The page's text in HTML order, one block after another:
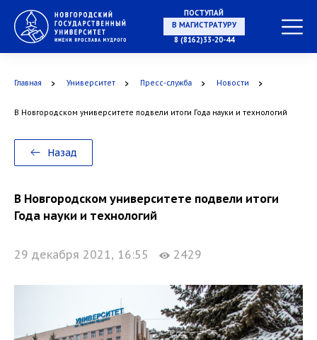
ПОСТУПАЙ
В МАГИСТРАТУРУ
8 (8162)33-20-44
Главная Университет Пресс-служба Новости
В Новгородском университете подвели итоги Года науки и технологий
Назад
В Новгородском университете подвели итоги
Года науки и технологий
29 декабря 2021, 16:55 2429